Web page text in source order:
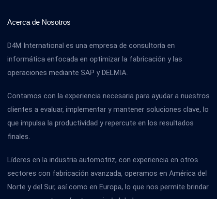
Acerca de Nosotros
D4M International es una empresa de consultoría en
informática enfocada en optimizar la fabricación y las
operaciones mediante SAP y DELMIA.
Contamos con la experiencia necesaria para ayudar a nuestros
clientes a evaluar, implementar y mantener soluciones clave, lo
que impulsa la productividad y repercute en los resultados
finales.
Líderes en la industria automotriz, con experiencia en otros
sectores con fabricación avanzada, operamos en América del
Norte y del Sur, así como en Europa, lo que nos permite brindar